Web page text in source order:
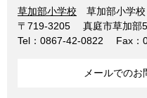
草加部小学校
草加部小学校
〒719-3205
真庭市草加部
Tel：0867-42-0822
Fax：
メールでのお